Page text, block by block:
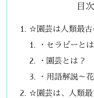
目次
☆園芸は人類最古
・セラピーとは
・園芸とは？
・用語解説～
☆園芸は、人類最